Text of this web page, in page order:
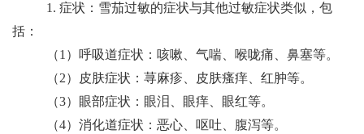
1. 症状：雪茄过敏的症状与其他过敏症状类似，包
括：
（1）呼吸道症状：咳嗽、气喘、喉咙痛、鼻塞等。
（2）皮肤症状：荨麻疹、皮肤瘙痒、红肿等。
（3）眼部症状：眼泪、眼痒、眼红等。
（4）消化道症状：恶心、呕吐、腹泻等。